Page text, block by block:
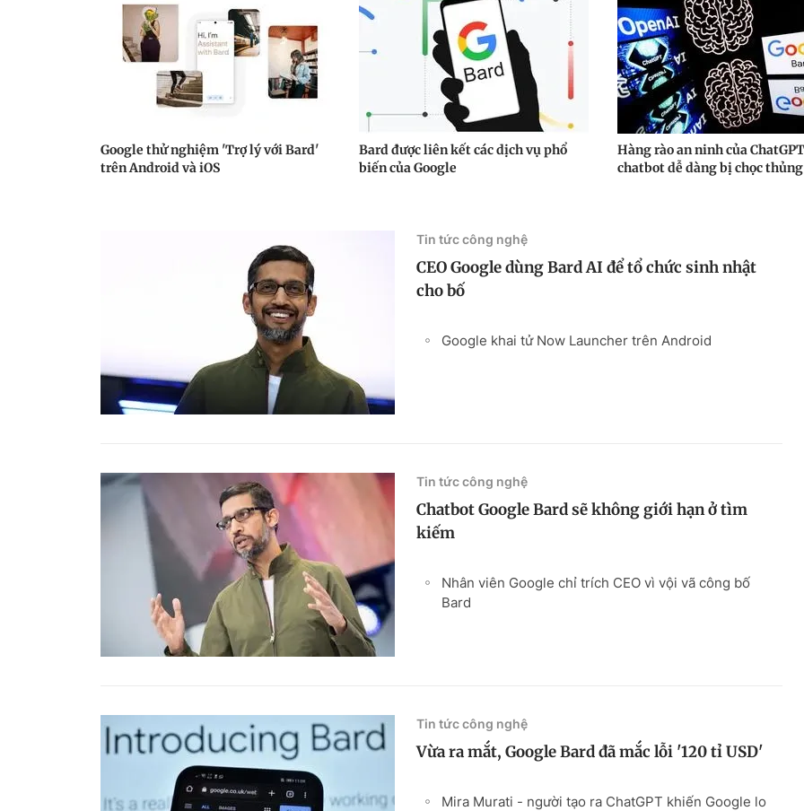
Google thử nghiệm 'Trợ lý với Bard'
trên Android và iOS
Bard được liên kết các dịch vụ phổ
biến của Google
Hàng rào an ninh của
chatbot dễ dàng bị chọc thủng
Tin tức công nghệ
CEO Google dùng Bard AI để tổ chức sinh nhật
cho bố
Google khai tử Now Launcher trên Android
Tin tức công nghệ
Chatbot Google Bard sẽ không giới hạn ở tìm
kiếm
Nhân viên Google chỉ trích CEO vì vội vã công bố
Bard
Tin tức công nghệ
Vừa ra mắt, Google Bard đã mắc lỗi '120 tỉ USD'
Mira Murati - người tạo ra ChatGPT khiến Google lo